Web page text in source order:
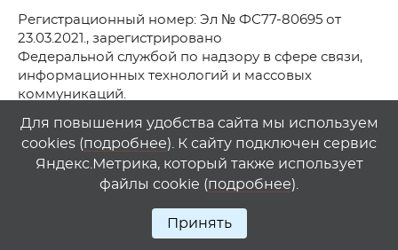
Регистрационный номер: Эл № ФС77-80695 от
23.03.2021., зарегистрировано
Федеральной службой по надзору в сфере связи,
информационных технологий и массовых
коммуникаций.
© АО Телеканал «Первый Ростовский» (2021-2025)
Любое использование материалов сайта возможно
только при указании гиперссылки на1rostov.tv
Для повышения удобства сайта мы используем
cookies (подробнее). К сайту подключен сервис
Яндекс.Метрика, который также использует
файлы cookie (подробнее).
Принять